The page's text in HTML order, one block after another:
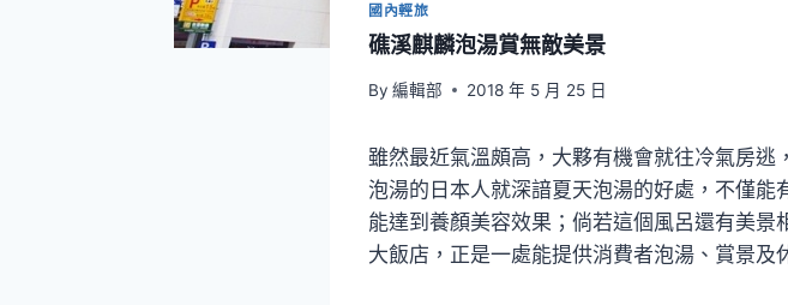
國內輕旅
礁溪麒麟泡湯賞無敵美景
By 編輯部 2018 年 5 月 25 日
雖然最近氣溫頗高，大夥有機會就往冷氣房
泡湯的日本人就深諳夏天泡湯的好處，不僅
能達到養顏美容效果；倘若這個風呂還有美
大飯店，正是一處能提供消費者泡湯、賞景及